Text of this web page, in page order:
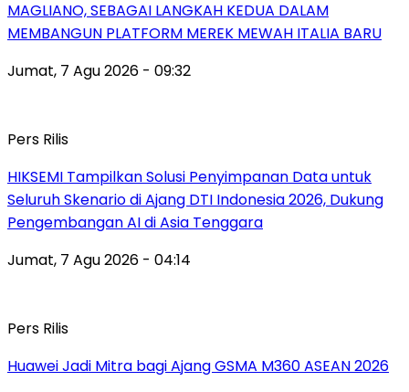
MAGLIANO, SEBAGAI LANGKAH KEDUA DALAM
MEMBANGUN PLATFORM MEREK MEWAH ITALIA BARU
Jumat, 7 Agu 2026 - 09:32
Pers Rilis
HIKSEMI Tampilkan Solusi Penyimpanan Data untuk
Seluruh Skenario di Ajang DTI Indonesia 2026, Dukung
Pengembangan AI di Asia Tenggara
Jumat, 7 Agu 2026 - 04:14
Pers Rilis
Huawei Jadi Mitra bagi Ajang GSMA M360 ASEAN 2026